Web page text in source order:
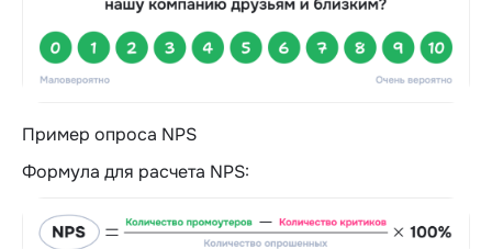
Пример опроса NPS
Формула для расчета NPS: